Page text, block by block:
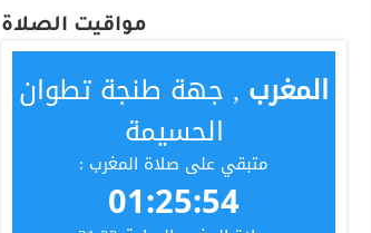
مواقيت الصلاة